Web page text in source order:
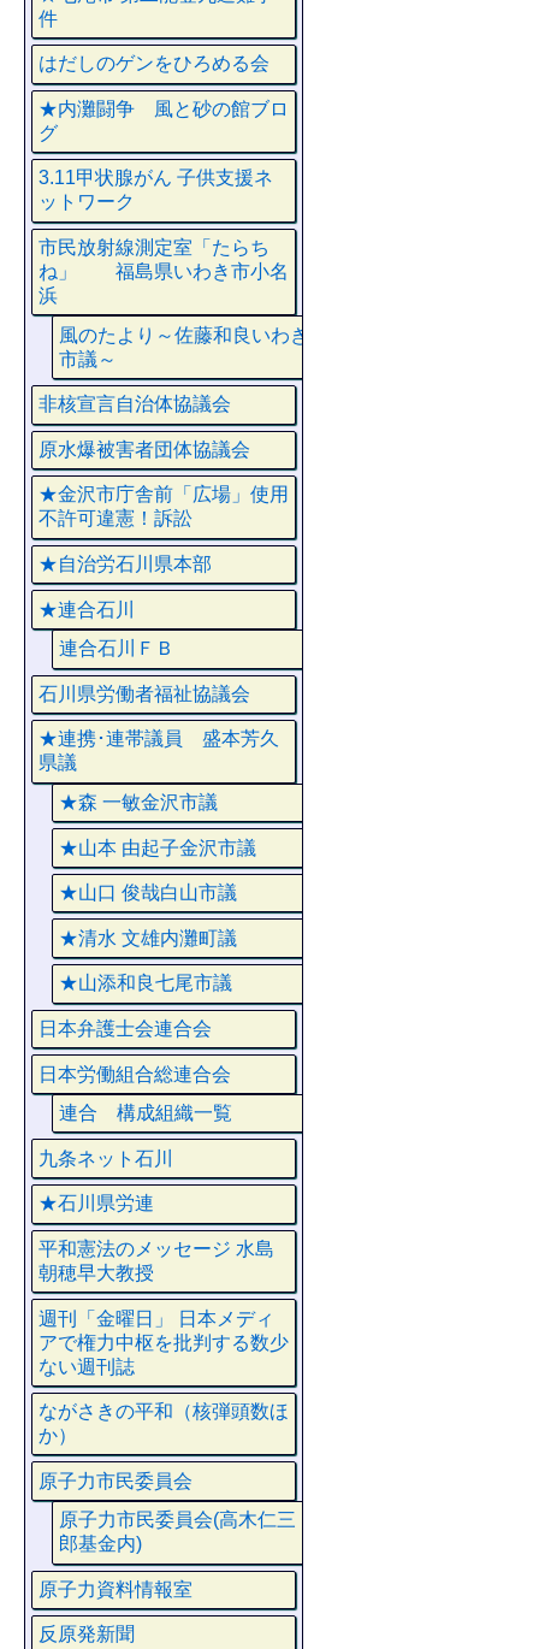
件
はだしのゲンをひろめる会
★内灘闘争 風と砂の館ブロ
グ
3.11甲状腺がん 子供支援ネ
ットワーク
市民放射線測定室「たらち
ね」 福島県いわき市小名
浜
風のたより～佐藤和良いわき
市議～
非核宣言自治体協議会
原水爆被害者団体協議会
★金沢市庁舎前「広場」使用
不許可違憲！訴訟
★自治労石川県本部
★連合石川
連合石川ＦＢ
石川県労働者福祉協議会
★連携･連帯議員 盛本芳久
県議
★森 一敏金沢市議
★山本 由起子金沢市議
★山口 俊哉白山市議
★清水 文雄内灘町議
★山添和良七尾市議
日本弁護士会連合会
日本労働組合総連合会
連合 構成組織一覧
九条ネット石川
★石川県労連
平和憲法のメッセージ 水島
朝穂早大教授
週刊「金曜日」 日本メディ
アで権力中枢を批判する数少
ない週刊誌
ながさきの平和（核弾頭数ほ
か）
原子力市民委員会
原子力市民委員会(高木仁三
郎基金内)
原子力資料情報室
反原発新聞